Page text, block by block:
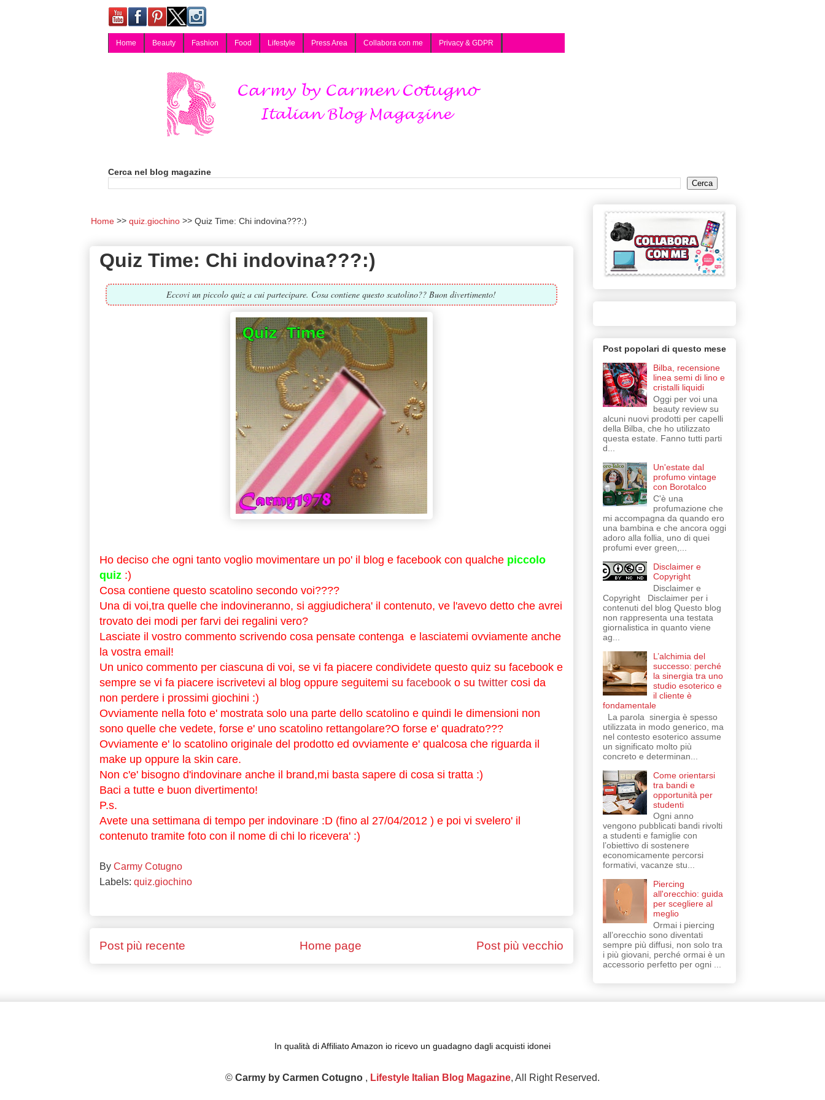
Home Beauty Fashion Food Lifestyle Press Area Collabora con me Privacy & GDPR
Cerca nel blog magazine
Home quiz.giochino Quiz Time: Chi indovina???:)
Quiz Time: Chi indovina???:)
Eccovi un piccolo quiz a cui partecipare. Cosa contiene questo scatolino?? Buon divertimento!
Ho deciso che ogni tanto voglio movimentare un po' il blog e facebook con qualche piccolo
quiz :)
Cosa contiene questo scatolino secondo voi????
Una di voi,tra quelle che indovineranno, si aggiudichera' il contenuto, ve l'avevo detto che avrei
trovato dei modi per farvi dei regalini vero?
Lasciate il vostro commento scrivendo cosa pensate contenga e lasciatemi ovviamente anche
la vostra email!
Un unico commento per ciascuna di voi, se vi fa piacere condividete questo quiz su facebook e
sempre se vi fa piacere iscrivetevi al blog oppure seguitemi su facebooko su twittercosi da
non perdere i prossimi giochini :)
Ovviamente nella foto e' mostrata solo una parte dello scatolino e quindi le dimensioni non
sono quelle che vedete, forse e' uno scatolino rettangolare?O forse e' quadrato???
Ovviamente e' lo scatolino originale del prodotto ed ovviamente e' qualcosa che riguarda il
make up oppure la skin care.
Non c'e' bisogno d'indovinare anche il brand,mi basta sapere di cosa si tratta :)
Baci a tutte e buon divertimento!
P.s.
Avete una settimana di tempo per indovinare :D (fino al 27/04/2012 ) e poi vi svelero' il
contenuto tramite foto con il nome di chi lo ricevera' :)
By Carmy Cotugno
Labels: quiz.giochino
Post più recente Post più vecchio
Home page
Post popolari di questo mese
Bilba, recensione
linea semi di lino e
cristalli liquidi
Oggi per voi una
beauty review su
alcuni nuovi prodotti per capelli
della Bilba, che ho utilizzato
questa estate. Fanno tutti parti
d...
Un'estate dal
profumo vintage
con Borotalco
C'è una
profumazione che
mi accompagna da quando ero
una bambina e che ancora oggi
adoro alla follia, uno di quei
profumi ever green,...
Disclaimer e
Copyright
Disclaimer e
Copyright Disclaimer per i
contenuti del blog Questo blog
non rappresenta una testata
giornalistica in quanto viene
ag...
L’alchimia del
successo: perché
la sinergia tra uno
studio esoterico e
il cliente è
fondamentale
La parola sinergia è spesso
utilizzata in modo generico, ma
nel contesto esoterico assume
un significato molto più
concreto e determinan...
Come orientarsi
tra bandi e
opportunità per
studenti
Ogni anno
vengono pubblicati bandi rivolti
a studenti e famiglie con
l’obiettivo di sostenere
economicamente percorsi
formativi, vacanze stu...
Piercing
all'orecchio: guida
per scegliere al
meglio
Ormai i piercing
all’orecchio sono diventati
sempre più diffusi, non solo tra
i più giovani, perché ormai è un
accessorio perfetto per ogni ...
In qualità di Affiliato Amazon io ricevo un guadagno dagli acquisti idonei
© Carmy by Carmen Cotugno , Lifestyle Italian Blog Magazine, All Right Reserved.